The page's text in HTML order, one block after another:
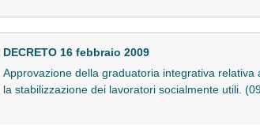
DECRETO 16 febbraio 2009
Approvazione della graduatoria integrativa
la stabilizzazione dei lavoratori socialmente utili.